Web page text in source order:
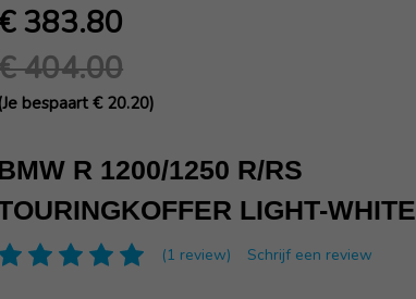
383.80
404.00
(Je bespaart € 20.20)
R 1200/1250 R/RS
LIGHT-WHITE
(1 review) Schrijf een review